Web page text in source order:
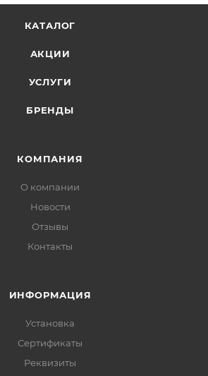
КАТАЛОГ
АКЦИИ
УСЛУГИ
БРЕНДЫ
КОМПАНИЯ
О компании
Новости
Отзывы
Контакты
ИНФОРМАЦИЯ
Установка
Сертификаты
Реквизиты